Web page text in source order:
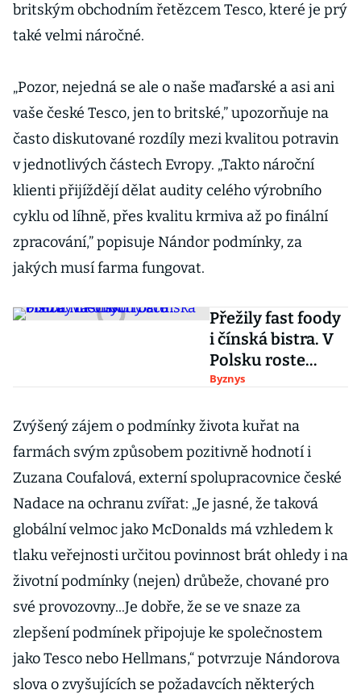
britským obchodním řetězcem Tesco, které je prý
také velmi náročné.
„Pozor, nejedná se ale o naše maďarské a asi ani
vaše české Tesco, jen to britské,” upozorňuje na
často diskutované rozdíly mezi kvalitou potravin
v jednotlivých částech Evropy. „Takto nároční
klienti přijíždějí dělat audity celého výrobního
cyklu od líhně, přes kvalitu krmiva až po finální
zpracování,” popisuje Nándor podmínky, za
jakých musí farma fungovat.
Přežily fast foody
i čínská bistra. V
Polsku roste
obliba mléčných
Byznys
Zvýšený zájem o podmínky života kuřat na
farmách svým způsobem pozitivně hodnotí i
Zuzana Coufalová, externí spolupracovnice české
Nadace na ochranu zvířat: „Je jasné, že taková
globální velmoc jako McDonalds má vzhledem k
tlaku veřejnosti určitou povinnost brát ohledy i na
životní podmínky (nejen) drůbeže, chované pro
své provozovny...Je dobře, že se ve snaze za
zlepšení podmínek připojuje ke společnostem
jako Tesco nebo Hellmans,“ potvrzuje Nándorova
slova o zvyšujících se požadavcích některých